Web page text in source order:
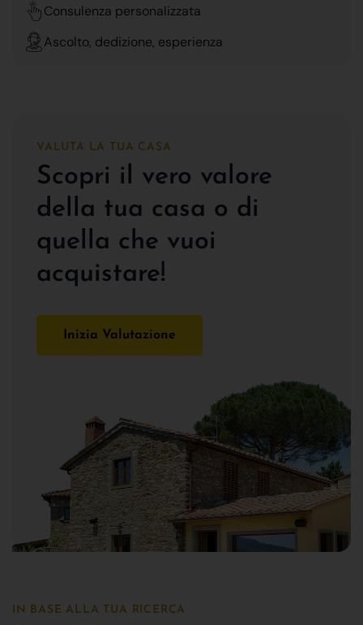
Consulenza personalizzata
Ascolto, dedizione, esperienza
VALUTA LA TUA CASA
Scopri il vero valore
della tua casa o di
quella che vuoi
acquistare!
Inizia Valutazione
IN BASE ALLA TUA RICERCA